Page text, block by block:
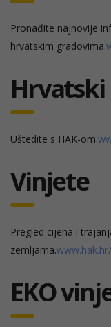
Pronađite najnovije
hrvatskim gradovima.
Uštedite s HAK-om.
Vinjete
Pregled cijena i
zemljama.
EKO